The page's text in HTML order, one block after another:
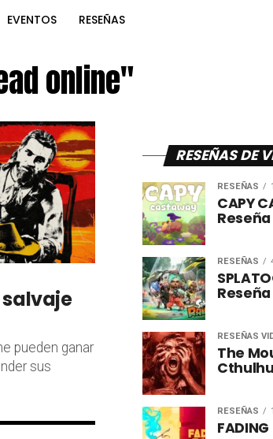
EVENTOS RESEÑAS
online"
pueden ganar
sus
RESEÑAS DE
RESEÑAS
CAPY
Reseña
RESEÑAS
Reseña
RESEÑAS
The
RESEÑAS